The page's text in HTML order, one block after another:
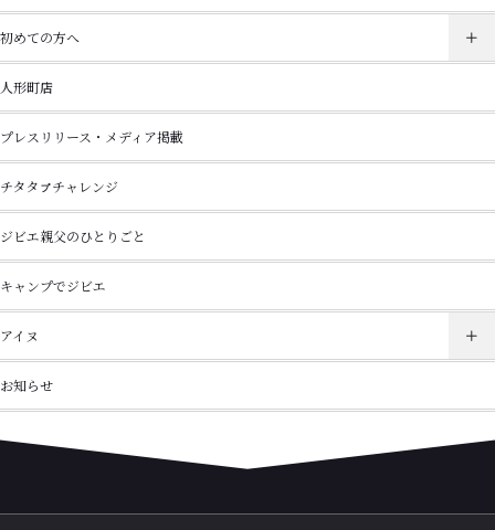
初めての方へ
人形町店
プレスリリース・メディア掲載
チタタㇷ゚チャレンジ
ジビエ親父のひとりごと
キャンプでジビエ
アイヌ
お知らせ